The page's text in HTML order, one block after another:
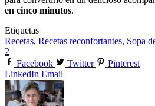
en cinco minutos.
Etiquetas
Recetas, Recetas reconfortantes, Sopa
2
Facebook
Twitter
Pinterest
LinkedIn Email